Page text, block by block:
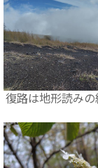
復路は地形読みの